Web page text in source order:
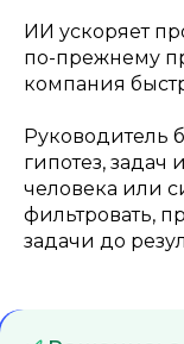
ИИ ускоряет
по-прежнему
компания
Руководитель
гипотез,
человека или
фильтровать,
задачи до